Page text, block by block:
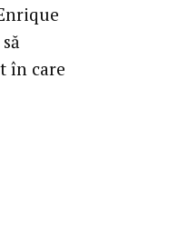
în care